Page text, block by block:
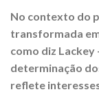
No contexto do
transformada
como diz Lackey
determinação
reflete